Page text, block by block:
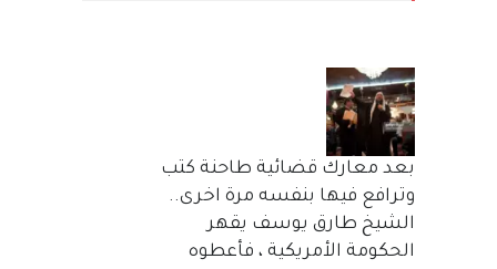
بعد معارك قضائية طاحنة كتب
وترافع فيها بنفسه مرة اخرى..
الشيخ طارق يوسف يقهر
الحكومة الأمريكية ، فأعطوه